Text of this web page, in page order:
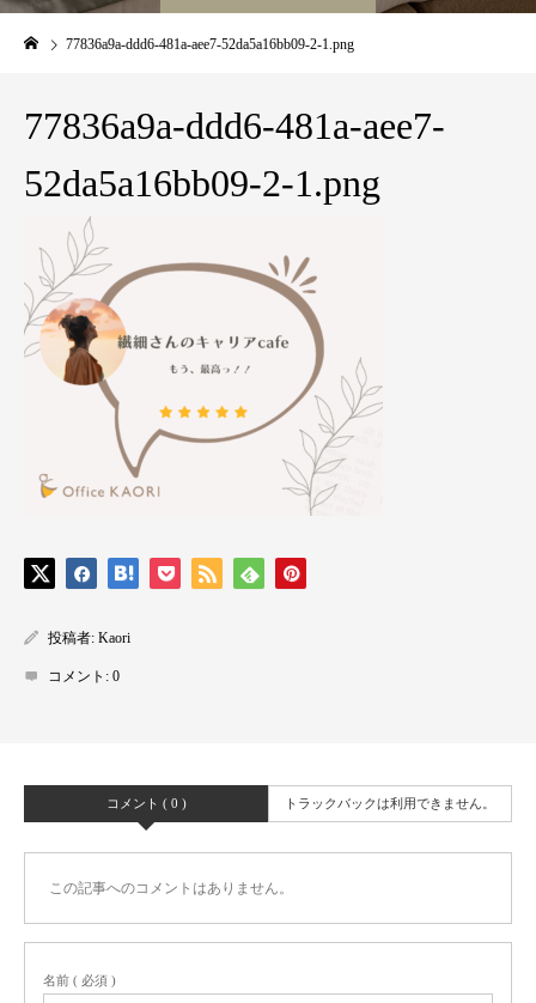
77836a9a-ddd6-481a-aee7-52da5a16bb09-2-1.png
77836a9a-ddd6-481a-aee7-
52da5a16bb09-2-1.png
投稿者: Kaori
コメント: 0
コメント ( 0 ) トラックバックは利用できません。
この記事へのコメントはありません。
名前 ( 必須 )